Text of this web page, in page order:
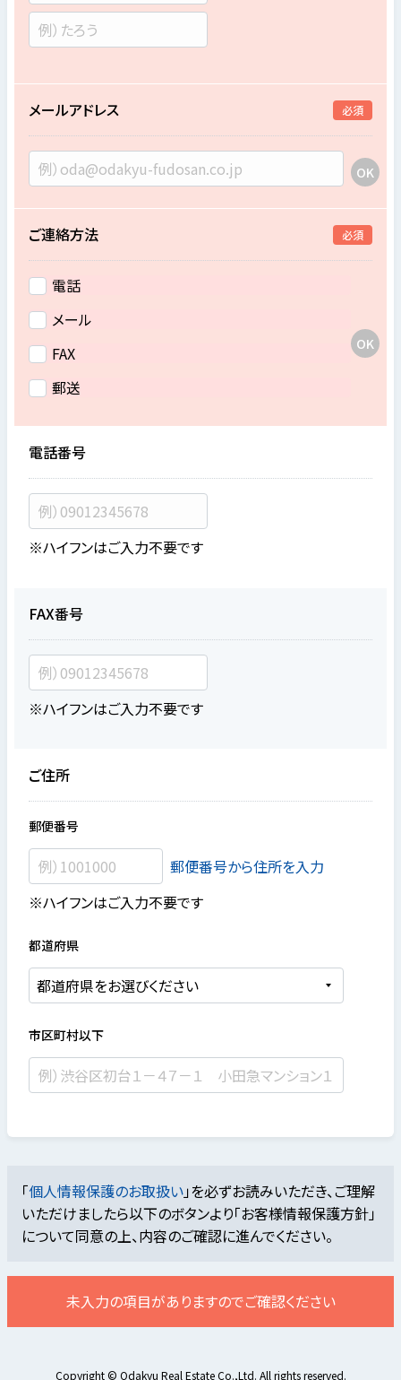
メールアドレス 必須
ご連絡方法 必須
電話
メール
FAX
郵送
電話番号
※ハイフンはご入力不要です
FAX番号
※ハイフンはご入力不要です
ご住所
郵便番号
郵便番号から住所を入力
※ハイフンはご入力不要です
都道府県
市区町村以下
「個人情報保護のお取扱い」を必ずお読みいただき、ご理解
いただけましたら以下のボタンより「お客様情報保護方針」
について同意の上、内容のご確認に進んでください。
未入力の項目がありますのでご確認ください
Copyright © Odakyu Real Estate Co.,Ltd. All rights reserved.